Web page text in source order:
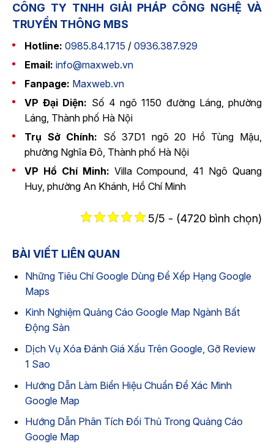
CÔNG TY TNHH GIẢI PHÁP CÔNG NGHỆ VÀ
TRUYỀN THÔNG MBS
Hotline: 0985.84.1715 / 0936.387.929
Email: info@maxweb.vn
Fanpage: Maxweb.vn
VP Đại Diện: Số 4 ngõ 1150 đường Láng, phường
Láng, Thành phố Hà Nội
Trụ Sở Chính: Số 37D1 ngõ 20 Hồ Tùng Mậu,
phường Nghĩa Đô, Thành phố Hà Nội
VP Hồ Chí Minh: Villa Compound, 41 Ngô Quang
Huy, phường An Khánh, Hồ Chí Minh
5/5 - (4720 bình chọn)
BÀI VIẾT LIÊN QUAN
Những Tiêu Chí Google Dùng Để Xếp Hạng Google
Maps
Kinh Nghiệm Quảng Cáo Google Map Ngành Bất
Động Sản
Dịch Vụ Xóa Đánh Giá Xấu Trên Google, Gỡ Review
1 Sao
Hướng Dẫn Làm Biển Hiệu Chuẩn Để Xác Minh
Google Map
Hướng Dẫn Phân Tích Đối Thủ Trong Quảng Cáo
Google Map